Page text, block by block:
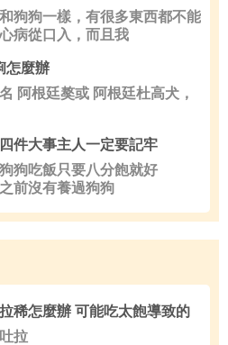
狗狗一樣，有很多東西都不能
病從口入，而且我
怎麼辦
阿根廷獒或 阿根廷杜高犬，
件大事主人一定要記牢
吃飯只要八分飽就好
前沒有養過狗狗
稀怎麼辦 可能吃太飽導致的
拉